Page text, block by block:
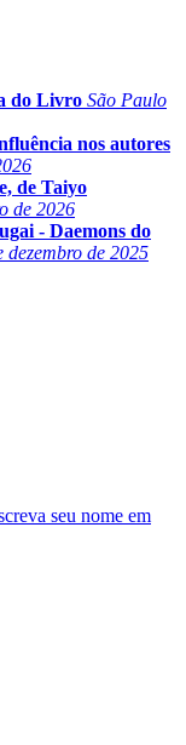
do Livro São Paulo
nos autores
de Taiyo
de 2026
- Daemons do
dezembro de 2025
seu nome em